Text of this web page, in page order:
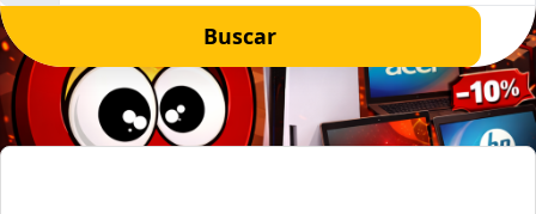
Buscar